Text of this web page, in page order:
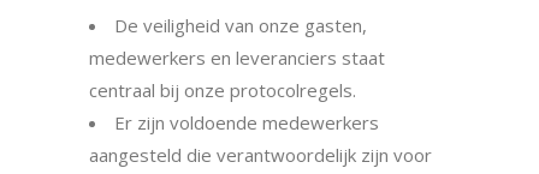
De veiligheid van onze gasten,
medewerkers en leveranciers staat
centraal bij onze protocolregels.
Er zijn voldoende medewerkers
aangesteld die verantwoordelijk zijn voor